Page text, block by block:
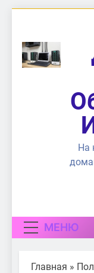
содержимому
На
МЕНЮ
Главная »